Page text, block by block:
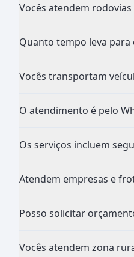
Vocês atendem
Quanto tempo leva para
Vocês transportam
O atendimento é pelo
Os serviços incluem
Atendem empresas e
Posso solicitar
Vocês atendem zona